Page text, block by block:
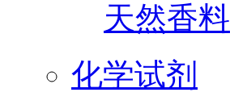
天然香料
化学试剂